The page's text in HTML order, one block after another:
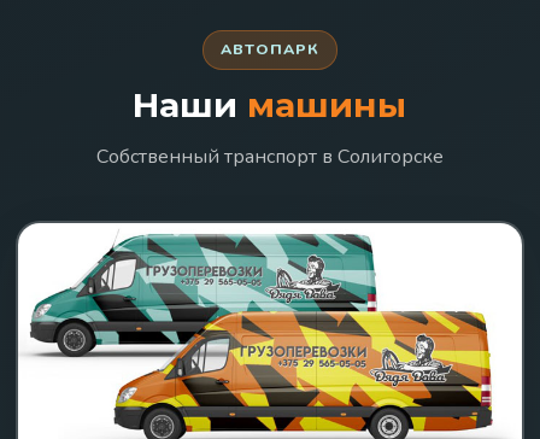
АВТОПАРК
Наши машины
Собственный транспорт в Солигорске